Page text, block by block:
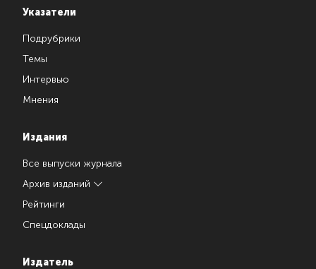
Указатели
Подрубрики
Темы
Интервью
Мнения
Издания
Все выпуски журнала
Архив изданий
Рейтинги
Спецдоклады
Издатель